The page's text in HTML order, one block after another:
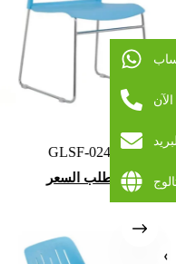
GLSF-024
طلب السعر